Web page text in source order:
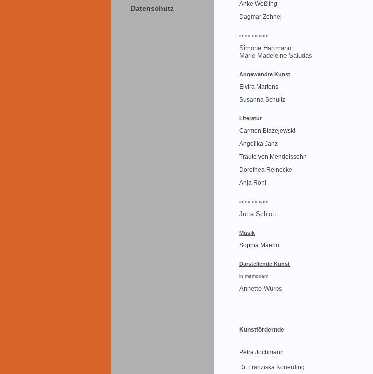
Datenschutz
Anke Weßling
Dagmar Zehnel
in memoriam
Simone Hartmann
Marie Madeleine Saludas
Angewandte Kunst
Elvira Martens
Susanna Schultz
Literatur
Carmen Blazejewski
Angelika Janz
Traute von Mendelssohn
Dorothea Reinecke
Anja Röhl
in memoriam
Jutta Schlott
Musik
Sophia Maeno
Darstellende Kunst
in memoriam
Annette Wurbs
Kunstfördernde
Petra Jochmann
Dr. Franziska Konerding